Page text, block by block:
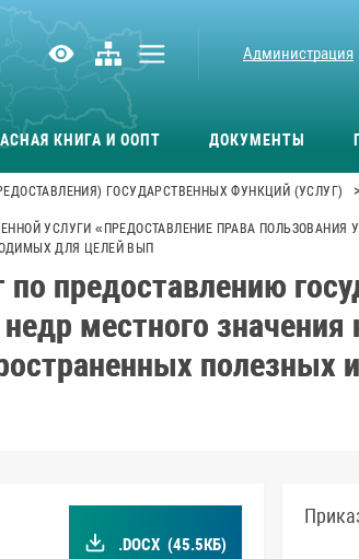
Администрация
КНИГА И ООПТ ДОКУМЕНТЫ
ГОСУДАРСТВЕННЫХ ФУНКЦИЙ (УСЛУГ) >
УСЛУГИ «ПРЕДОСТАВЛЕНИЕ ПРАВА
ДЛЯ ЦЕЛЕЙ ВЫП
предоставлению
местного
.DOCX (45.5КБ)